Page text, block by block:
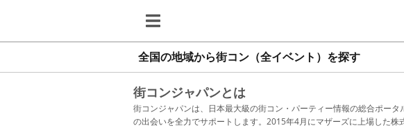
全国の地域から街コン（全イベント）を探す
街コンジャパンとは
街コンジャパンは、日本最大級の街コン・パーティー情報の総合ポー
の出会いを全力でサポートします。2015年4月にマザーズに上場した